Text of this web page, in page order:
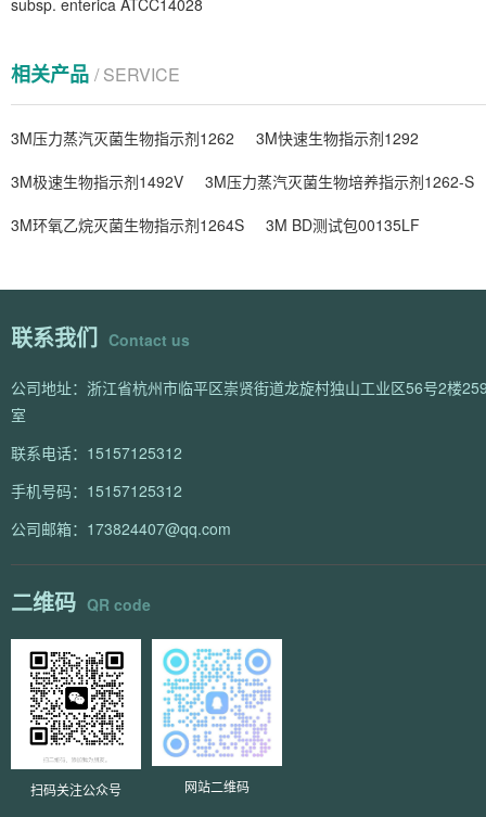
subsp. enterica ATCC14028
相关产品 / SERVICE
3M压力蒸汽灭菌生物指示剂1262
3M快速生物指示剂1292
3M极速生物指示剂1492V
3M压力蒸汽灭菌生物培养指示剂1262-S
3M环氧乙烷灭菌生物指示剂1264S
3M BD测试包00135LF
联系我们 Contact us
公司地址：浙江省杭州市临平区崇贤街道龙旋村独山工业区56号2楼
室
联系电话：15157125312
手机号码：15157125312
公司邮箱：173824407@qq.com
二维码 QR code
扫码关注公众号 网站二维码